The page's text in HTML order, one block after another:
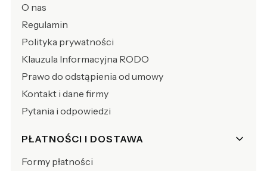
O nas
Regulamin
Polityka prywatności
Klauzula Informacyjna RODO
Prawo do odstąpienia od umowy
Kontakt i dane firmy
Pytania i odpowiedzi
PŁATNOŚCI I DOSTAWA
Formy płatności